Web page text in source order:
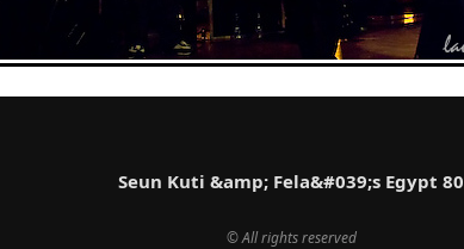
Seun Kuti &amp; Fela&#039;s Egypt 80
© All rights reserved